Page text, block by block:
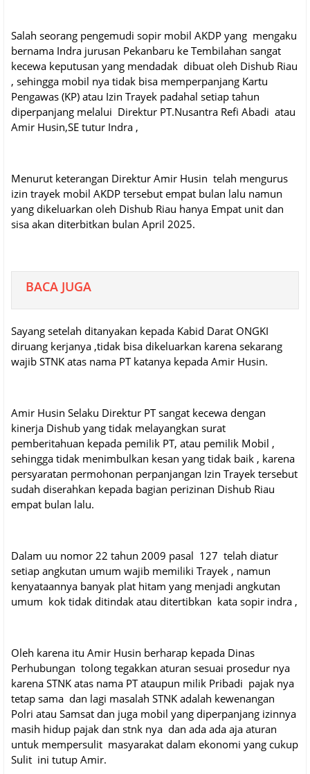
Salah seorang pengemudi sopir mobil AKDP yang mengaku
bernama Indra jurusan Pekanbaru ke Tembilahan sangat
kecewa keputusan yang mendadak dibuat oleh Dishub Riau
, sehingga mobil nya tidak bisa memperpanjang Kartu
Pengawas (KP) atau Izin Trayek padahal setiap tahun
diperpanjang melalui Direktur PT.Nusantra Refi Abadi atau
Amir Husin,SE tutur Indra ,
Menurut keterangan Direktur Amir Husin telah mengurus
izin trayek mobil AKDP tersebut empat bulan lalu namun
yang dikeluarkan oleh Dishub Riau hanya Empat unit dan
sisa akan diterbitkan bulan April 2025.
BACA JUGA
Sayang setelah ditanyakan kepada Kabid Darat ONGKI
diruang kerjanya ,tidak bisa dikeluarkan karena sekarang
wajib STNK atas nama PT katanya kepada Amir Husin.
Amir Husin Selaku Direktur PT sangat kecewa dengan
kinerja Dishub yang tidak melayangkan surat
pemberitahuan kepada pemilik PT, atau pemilik Mobil ,
sehingga tidak menimbulkan kesan yang tidak baik , karena
persyaratan permohonan perpanjangan Izin Trayek tersebut
sudah diserahkan kepada bagian perizinan Dishub Riau
empat bulan lalu.
Dalam uu nomor 22 tahun 2009 pasal 127 telah diatur
setiap angkutan umum wajib memiliki Trayek , namun
kenyataannya banyak plat hitam yang menjadi angkutan
umum kok tidak ditindak atau ditertibkan kata sopir indra ,
Oleh karena itu Amir Husin berharap kepada Dinas
Perhubungan tolong tegakkan aturan sesuai prosedur nya
karena STNK atas nama PT ataupun milik Pribadi pajak nya
tetap sama dan lagi masalah STNK adalah kewenangan
Polri atau Samsat dan juga mobil yang diperpanjang izinnya
masih hidup pajak dan stnk nya dan ada ada aja aturan
untuk mempersulit masyarakat dalam ekonomi yang cukup
Sulit ini tutup Amir.